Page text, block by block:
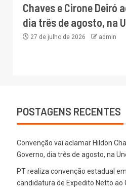
Chaves e Cirone Deiró
dia três de agosto, na
27 de julho de 2026 admin
POSTAGENS RECENTES
Convenção vai aclamar Hildon
Governo, dia três de agosto, na
PT realiza convenção estadual
candidatura de Expedito Netto ao